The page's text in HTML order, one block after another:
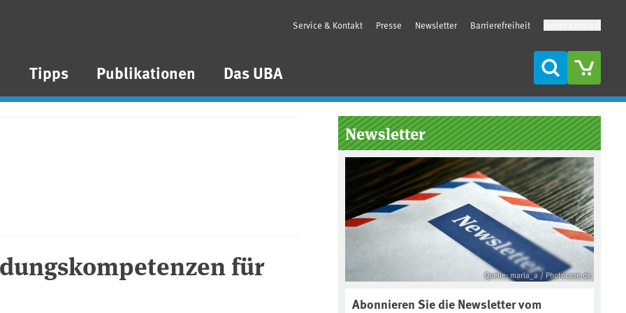
Tipps Publikationen Das UBA
Service & Kontakt Presse Newsletter Barrierefreiheit
Suche
für
Seitenleiste
Newsletter
Quelle: maria_a / Photocase.de
Abonnieren Sie die Newsletter vom